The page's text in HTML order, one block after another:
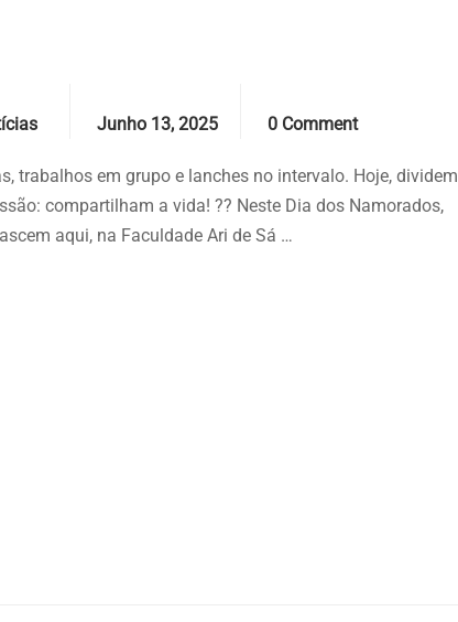
Junho 13, 2025 0 Comment
trabalhos em grupo e lanches no intervalo. Hoje, dividem
compartilham a vida! ?? Neste Dia dos Namorados,
aqui, na Faculdade Ari de Sá …